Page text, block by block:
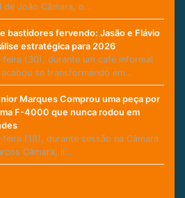
de João Câmara, o…
bastidores fervendo: Jasão e Flávio
estratégica para 2026
(30), durante um café informal
se transformando em…
Marques Comprou uma peça por
F-4000 que nunca rodou em
(18), durante sessão na Câmara
Câmara, lí…